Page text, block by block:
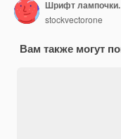
stockvectorone
Вам также могут